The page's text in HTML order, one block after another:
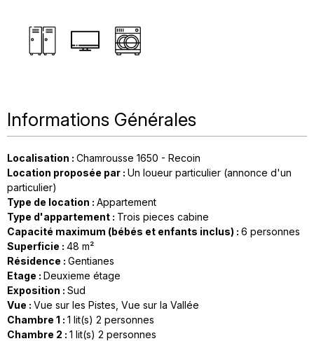
Informations Générales
Localisation : Chamrousse 1650 - Recoin
Location proposée par : Un loueur particulier (annonce d'un
particulier)
Type de location : Appartement
Type d'appartement : Trois pieces cabine
Capacité maximum (bébés et enfants inclus) : 6 personnes
Superficie : 48 m²
Résidence : Gentianes
Etage : Deuxieme étage
Exposition : Sud
Vue : Vue sur les Pistes Vue sur la Vallée
Chambre 1 : 1 lit(s) 2 personnes
Chambre 2 : 1 lit(s) 2 personnes